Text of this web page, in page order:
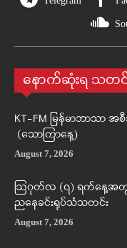
နောက်ဆုံးရ သတင်း
KT-FM မြန်မာဘာသာ
(သောကြာနေ့)
August 7, 2026
ဩဂုတ်လ (၇) ရက်နေ့အတွ
ညနေခင်းရုပ်သံသတင်း
August 7, 2026